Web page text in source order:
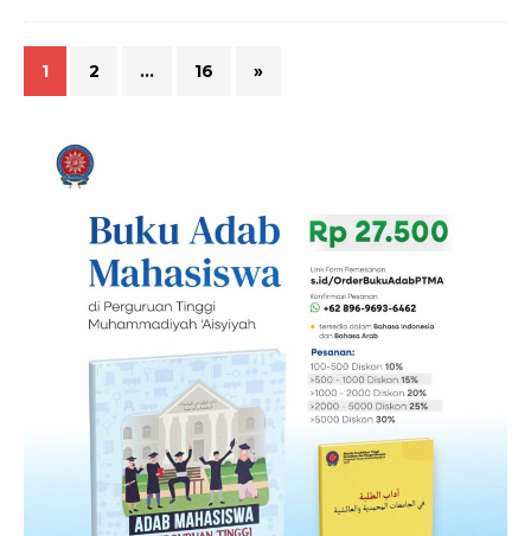
1 2 … 16 »